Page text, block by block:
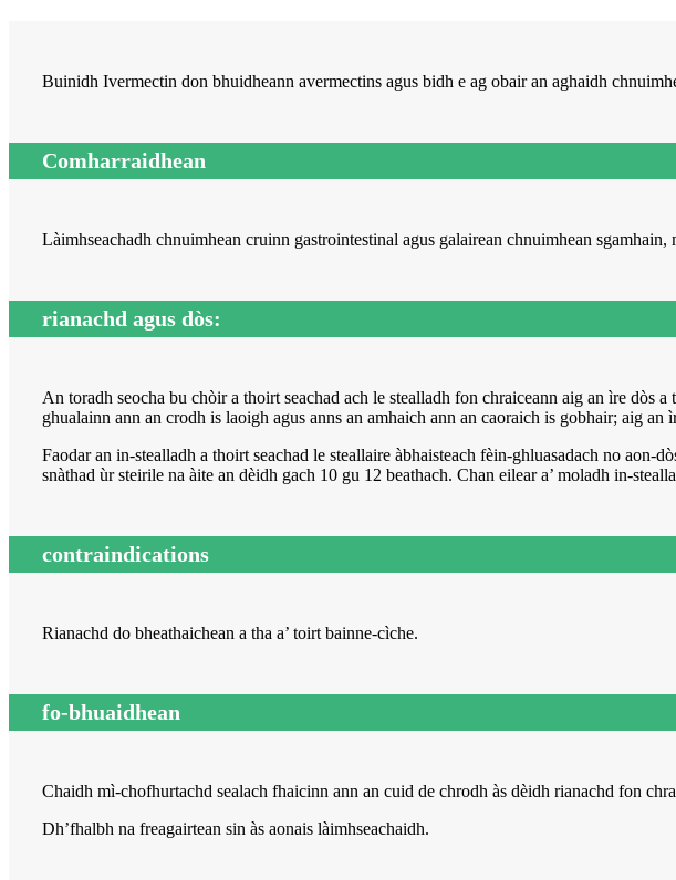
Buinidh Ivermectin don bhuidheann avermectins agus bidh e ag obair an aghaidh
Comharraidhean
Làimhseachadh chnuimhean cruinn gastrointestinal agus galairean chnuimhean
rianachd agus dòs:
An toradh seocha bu chòir a thoirt seachad ach le stealladh fon chraiceann aig an ìre dòs
ghualainn ann an crodh is laoigh agus anns an amhaich ann an caoraich is gobhair; aig
Faodar an in-stealladh a thoirt seachad le steallaire àbhaisteach fèin-ghluasadach no
snàthad ùr steirile na àite an dèidh gach 10 gu 12 beathach. Chan eilear a’ moladh in-
contraindications
Rianachd do bheathaichean a tha a’ toirt bainne-cìche.
fo-bhuaidhean
Chaidh mì-chofhurtachd sealach fhaicinn ann an cuid de chrodh às dèidh rianachd fon
Dh’fhalbh na freagairtean sin às aonais làimhseachaidh.